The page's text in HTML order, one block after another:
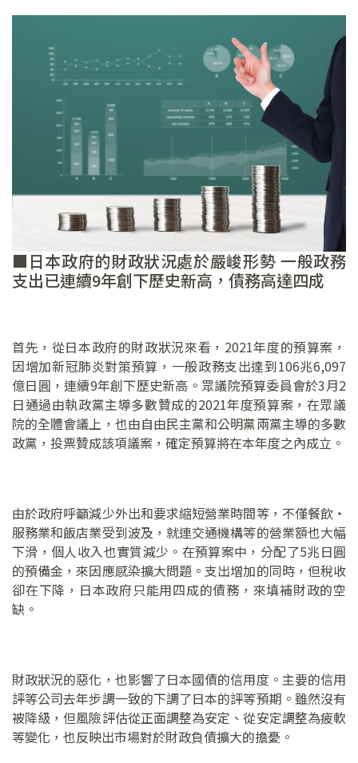
■日本政府的財政狀況處於嚴峻形勢 一般政務
支出已連續9年創下歷史新高，債務高達四成
首先，從日本政府的財政狀況來看，2021年度的預算案，
因增加新冠肺炎對策預算，一般政務支出達到106兆6,097
億日圓，連續9年創下歷史新高。眾議院預算委員會於3月2
日通過由執政黨主導多數贊成的2021年度預算案，在眾議
院的全體會議上，也由自由民主黨和公明黨兩黨主導的多數
政黨，投票贊成該項議案，確定預算將在本年度之內成立。
由於政府呼籲減少外出和要求縮短營業時間等，不僅餐飲・
服務業和飯店業受到波及，就連交通機構等的營業額也大幅
下滑，個人收入也實質減少。在預算案中，分配了5兆日圓
的預備金，來因應感染擴大問題。支出增加的同時，但稅收
卻在下降，日本政府只能用四成的債務，來填補財政的空
缺。
財政狀況的惡化，也影響了日本國債的信用度。主要的信用
評等公司去年步調一致的下調了日本的評等預期。雖然沒有
被降級，但風險評估從正面調整為安定、從安定調整為疲軟
等變化，也反映出市場對於財政負債擴大的擔憂。